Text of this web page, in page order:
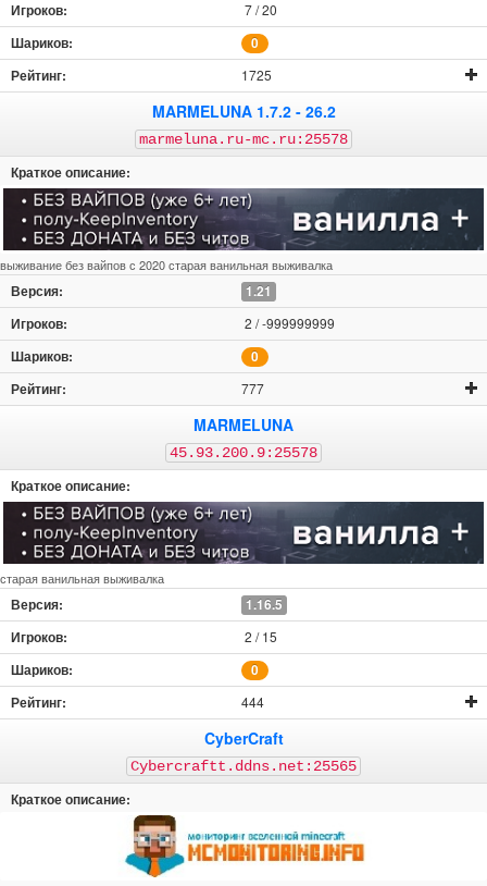
7 / 20
0
1725
MARMELUNA 1.7.2 - 26.2
marmeluna.ru-mc.ru:25578
выживание без вайпов с 2020 старая ванильная выживалка
1.21
2 / -999999999
0
777
MARMELUNA
45.93.200.9:25578
старая ванильная выживалка
1.16.5
2 / 15
0
444
CyberCraft
Cybercraftt.ddns.net:25565